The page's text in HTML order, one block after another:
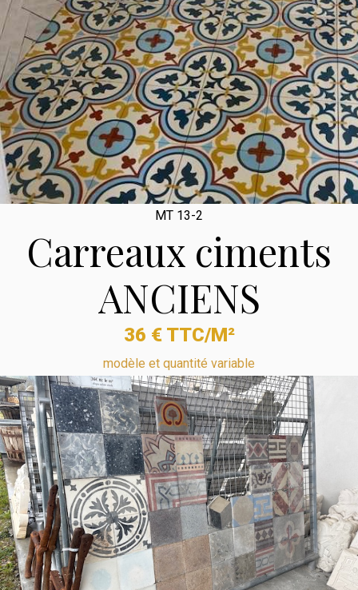
MT 13-2
Carreaux ciments
ANCIENS
36 € TTC/M²
modèle et quantité variable